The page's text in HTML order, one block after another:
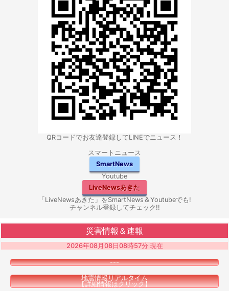
QRコードでお友達登録してLINEでニュース！
スマートニュース
SmartNews
Youtube
LiveNewsあきた
「LiveNewsあきた」をSmartNews＆Youtubeでも!
チャンネル登録してチェック!!
災害情報＆速報
2026年08月08日08時57分 現在
---
地震情報リアルタイム
【詳細情報はクリック】